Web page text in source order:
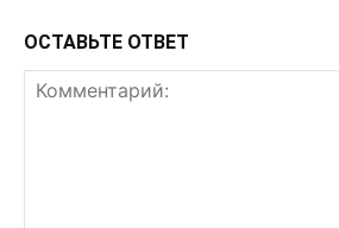
ОСТАВЬТЕ ОТВЕТ